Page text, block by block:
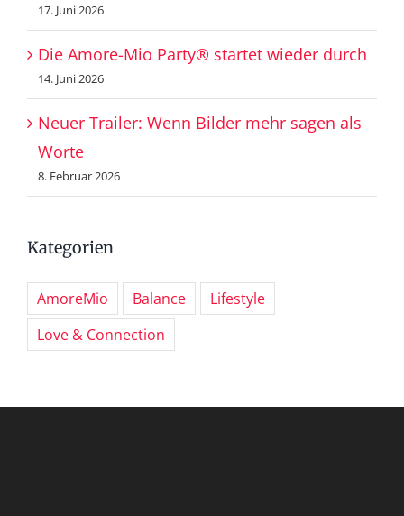
17. Juni 2026
Die Amore-Mio Party® startet wieder durch
14. Juni 2026
Neuer Trailer: Wenn Bilder mehr sagen als
Worte
8. Februar 2026
Kategorien
AmoreMio Balance
Lifestyle
Love & Connection